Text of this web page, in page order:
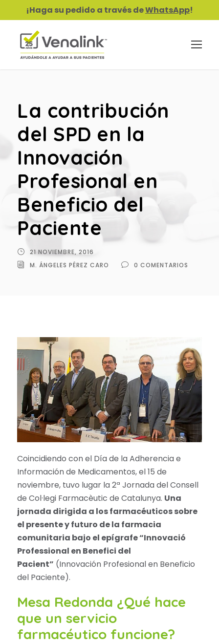
¡Haga su pedido a través deWhatsApp!
La contribución
del SPD en la
Innovación
Profesional en
Beneficio del
Paciente
21 NOVIEMBRE, 2016
M. ÁNGELES PÉREZ CARO
0 COMENTARIOS
Coincidiendo con el Día de la Adherencia e
Información de Medicamentos, el 15 de
noviembre, tuvo lugar la 2ª Jornada del Consell
de Col·legi Farmacèutic de Catalunya. Una
jornada dirigida a los farmacéuticos sobre
el presente y futuro de la farmacia
comunitaria bajo el epígrafe “Innovació
Professional en Benefici del
Pacient” (Innovación Profesional en Beneficio
del Paciente).
Mesa Redonda ¿Qué hace
que un servicio
farmacéutico funcione?